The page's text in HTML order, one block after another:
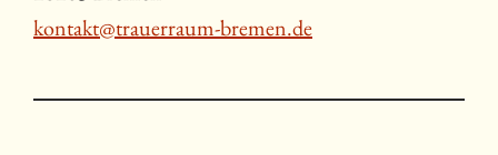
kontakt@trauerraum-bremen.de